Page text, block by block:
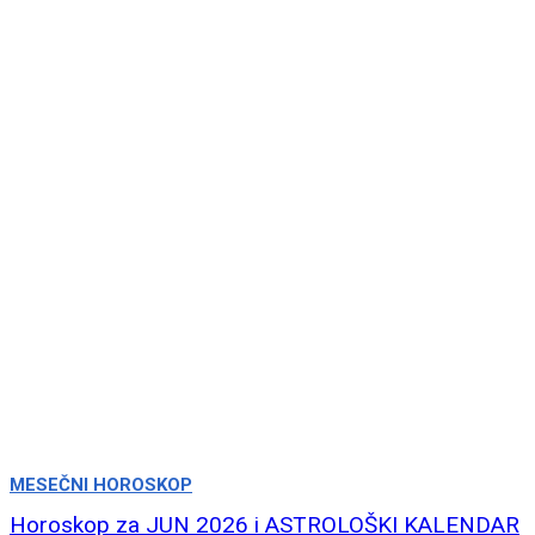
MESEČNI HOROSKOP
Horoskop za JUN 2026 i ASTROLOŠKI KALENDAR